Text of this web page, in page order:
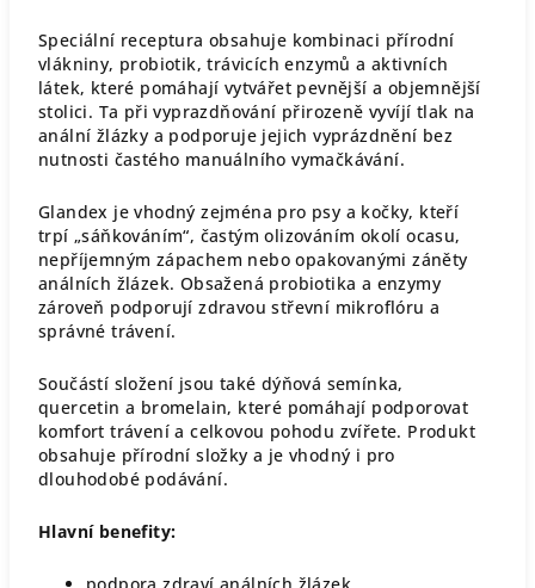
Speciální receptura obsahuje kombinaci přírodní
vlákniny, probiotik, trávicích enzymů a aktivních
látek, které pomáhají vytvářet pevnější a objemnější
stolici. Ta při vyprazdňování přirozeně vyvíjí tlak na
anální žlázky a podporuje jejich vyprázdnění bez
nutnosti častého manuálního vymačkávání.
Glandex je vhodný zejména pro psy a kočky, kteří
trpí „sáňkováním“, častým olizováním okolí ocasu,
nepříjemným zápachem nebo opakovanými záněty
análních žlázek. Obsažená probiotika a enzymy
zároveň podporují zdravou střevní mikroflóru a
správné trávení.
Součástí složení jsou také dýňová semínka,
quercetin a bromelain, které pomáhají podporovat
komfort trávení a celkovou pohodu zvířete. Produkt
obsahuje přírodní složky a je vhodný i pro
dlouhodobé podávání.
Hlavní benefity: